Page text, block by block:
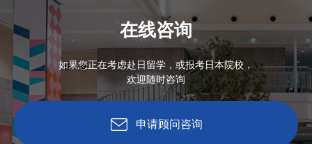
在线咨询
如果您正在考虑赴日留学，或报考日本院校，
欢迎随时咨询
申请顾问咨询